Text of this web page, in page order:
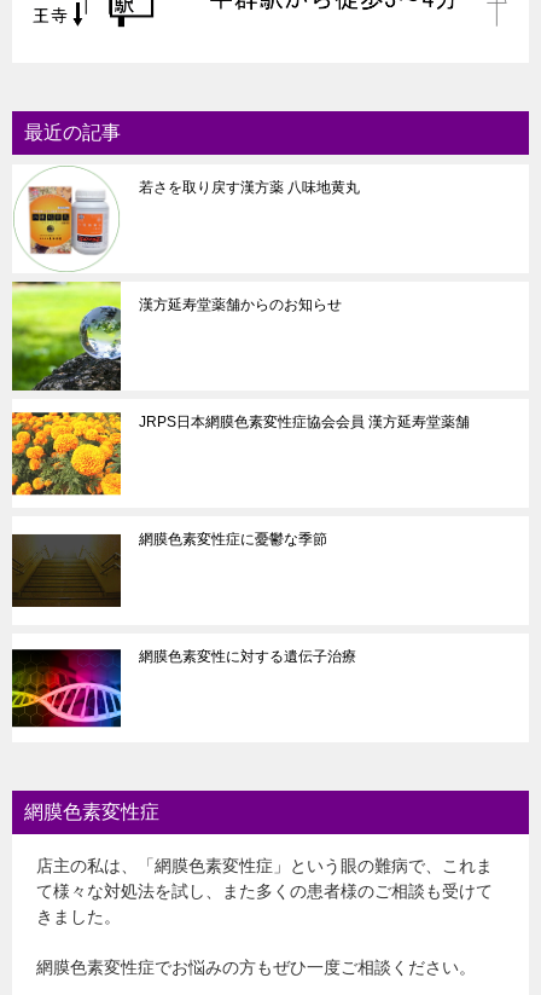
最近の記事
若さを取り戻す漢方薬 八味地黄丸
漢方延寿堂薬舗からのお知らせ
JRPS日本網膜色素変性症協会会員 漢方延寿堂薬舗
網膜色素変性症に憂鬱な季節
網膜色素変性に対する遺伝子治療
網膜色素変性症
店主の私は、「網膜色素変性症」という眼の難病で、これま
て様々な対処法を試し、また多くの患者様のご相談も受けて
きました。
網膜色素変性症でお悩みの方もぜひ一度ご相談ください。